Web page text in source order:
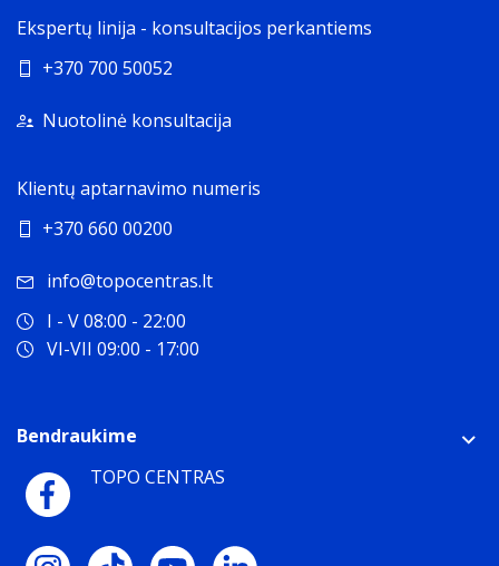
Ekspertų linija - konsultacijos perkantiems
+370 700 50052
Nuotolinė konsultacija
Klientų aptarnavimo numeris
+370 660 00200
info@topocentras.lt
I - V 08:00 - 22:00
VI-VII 09:00 - 17:00
Bendraukime
TOPO CENTRAS